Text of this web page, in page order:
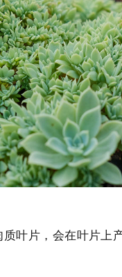
叶片，会在叶片上